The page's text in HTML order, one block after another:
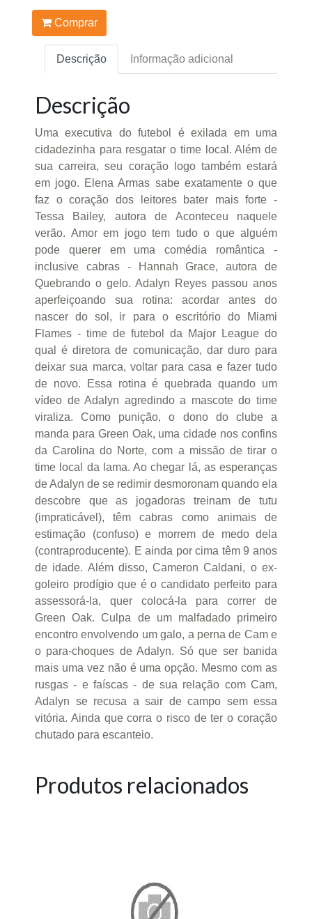
Comprar
Descrição Informação adicional
Descrição
Uma executiva do futebol é exilada em uma
cidadezinha para resgatar o time local. Além de
sua carreira, seu coração logo também estará
em jogo. Elena Armas sabe exatamente o que
faz o coração dos leitores bater mais forte -
Tessa Bailey, autora de Aconteceu naquele
verão. Amor em jogo tem tudo o que alguém
pode querer em uma comédia romântica -
inclusive cabras - Hannah Grace, autora de
Quebrando o gelo. Adalyn Reyes passou anos
aperfeiçoando sua rotina: acordar antes do
nascer do sol, ir para o escritório do Miami
Flames - time de futebol da Major League do
qual é diretora de comunicação, dar duro para
deixar sua marca, voltar para casa e fazer tudo
de novo. Essa rotina é quebrada quando um
vídeo de Adalyn agredindo a mascote do time
viraliza. Como punição, o dono do clube a
manda para Green Oak, uma cidade nos confins
da Carolina do Norte, com a missão de tirar o
time local da lama. Ao chegar lá, as esperanças
de Adalyn de se redimir desmoronam quando ela
descobre que as jogadoras treinam de tutu
(impraticável), têm cabras como animais de
estimação (confuso) e morrem de medo dela
(contraproducente). E ainda por cima têm 9 anos
de idade. Além disso, Cameron Caldani, o ex-
goleiro prodígio que é o candidato perfeito para
assessorá-la, quer colocá-la para correr de
Green Oak. Culpa de um malfadado primeiro
encontro envolvendo um galo, a perna de Cam e
o para-choques de Adalyn. Só que ser banida
mais uma vez não é uma opção. Mesmo com as
rusgas - e faíscas - de sua relação com Cam,
Adalyn se recusa a sair de campo sem essa
vitória. Ainda que corra o risco de ter o coração
chutado para escanteio.
Produtos relacionados